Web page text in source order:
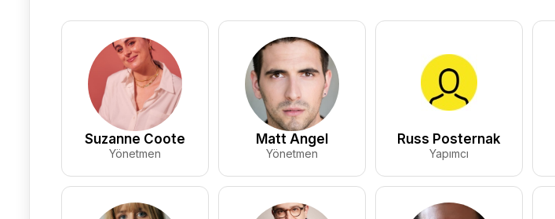
Suzanne Coote
Yönetmen
Matt Angel
Yönetmen
Russ Posternak
Yapımcı